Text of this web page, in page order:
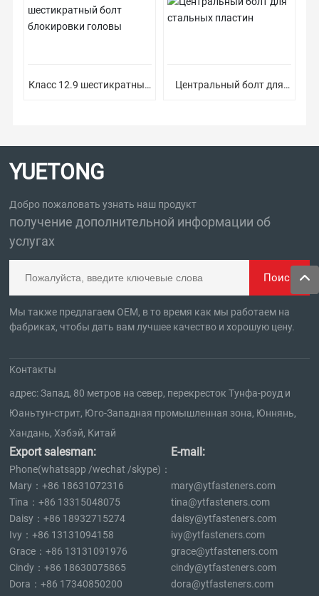
Класс 12.9 шестикратный
Центральный болт для
YUETONG
Добро пожаловать узнать наш продукт
получение дополнительной информации об
услугах
Поиск
Мы также предлагаем OEM, в то время как мы работаем на
фабриках, чтобы дать вам лучшее качество и хорошую цену.
Kонтакты
адрес: Запад, 80 метров на север, перекресток Тунфа-роуд и
Юаньтун-стрит, Юго-Западная промышленная зона, Юннянь,
Хандань, Хэбэй, Китай
Export salesman:
Phone(whatsapp /wechat /skype)：
Mary：+86 18631072316
Tina：+86 13315048075
Daisy：+86 18932715274
Ivy：+86 13131094158
Grace：+86 13131091976
Cindy：+86 18630075865
Dora：+86 17340850200
E-mail:
mary@ytfasteners.com
tina@ytfasteners.com
daisy@ytfasteners.com
ivy@ytfasteners.com
grace@ytfasteners.com
cindy@ytfasteners.com
dora@ytfasteners.com